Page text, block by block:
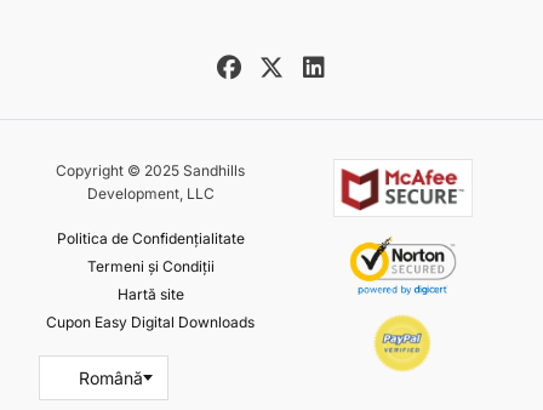
Copyright © 2025 Sandhills
Development, LLC
Politica de Confidențialitate
Termeni și Condiții
Hartă site
Cupon Easy Digital Downloads